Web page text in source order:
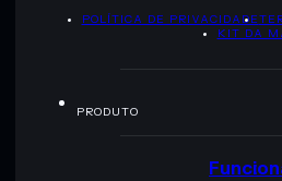
POLÍTICA DE PRIVACIDADE
KIT DA
PRODUTO